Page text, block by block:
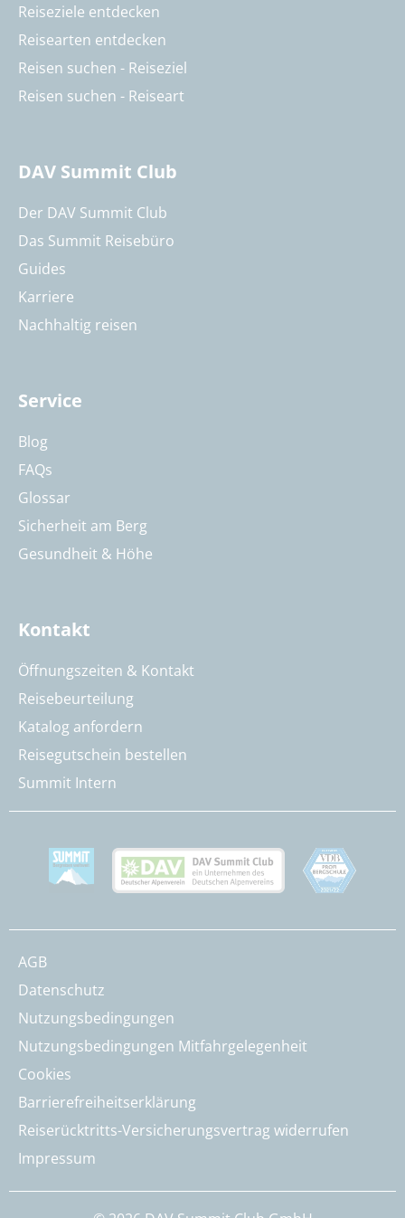
Reiseziele entdecken
Reisearten entdecken
Reisen suchen - Reiseziel
Reisen suchen - Reiseart
DAV Summit Club
Der DAV Summit Club
Das Summit Reisebüro
Guides
Karriere
Nachhaltig reisen
Service
Blog
FAQs
Glossar
Sicherheit am Berg
Gesundheit & Höhe
Kontakt
Öffnungszeiten & Kontakt
Reisebeurteilung
Katalog anfordern
Reisegutschein bestellen
Summit Intern
AGB
Datenschutz
Nutzungsbedingungen
Nutzungsbedingungen Mitfahrgelegenheit
Cookies
Barrierefreiheitserklärung
Reiserücktritts-Versicherungsvertrag widerrufen
Impressum